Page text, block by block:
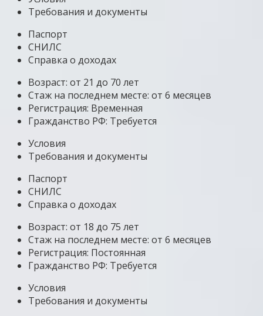
Требования и документы
Паспорт
СНИЛС
Справка о доходах
Возраст: от 21 до 70 лет
Стаж на последнем месте: от 6 месяцев
Регистрация: Временная
Гражданство РФ: Требуется
Условия
Требования и документы
Паспорт
СНИЛС
Справка о доходах
Возраст: от 18 до 75 лет
Стаж на последнем месте: от 6 месяцев
Регистрация: Постоянная
Гражданство РФ: Требуется
Условия
Требования и документы